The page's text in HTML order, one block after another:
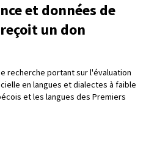
et données de
un don
recherche portant sur l'évaluation
en langues et dialectes à faible
et les langues des Premiers